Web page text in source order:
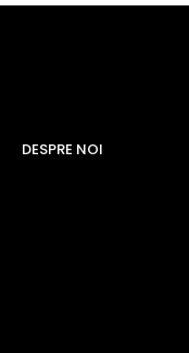
DESPRE NOI